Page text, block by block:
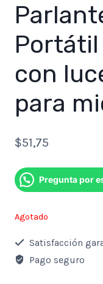
Portátil
con
para
$51,75
Pregunta por
Agotado
Satisfacción
Pago seguro